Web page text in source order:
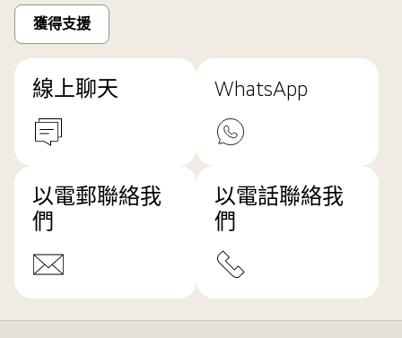
獲得支援
線上聊天 WhatsApp
以電郵聯絡我
們
以電話聯絡我
們